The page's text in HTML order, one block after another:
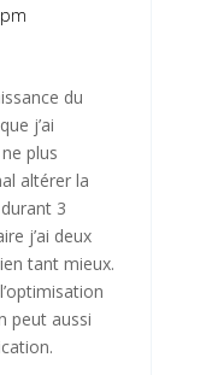
du
j’ai
plus
altérer la
3
j’ai deux
tant mieux.
peut aussi